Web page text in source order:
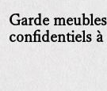
Garde
confidentiels